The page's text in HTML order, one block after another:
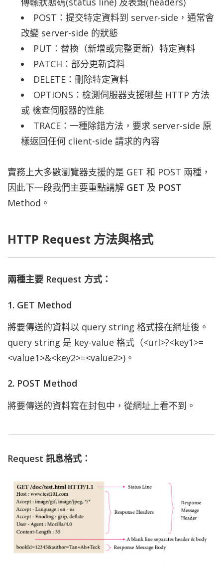
POST：提交特定資料到 server-side，通常會
改變 server-side 的狀態
PUT：替換（新增或完整更新）特定資料
PATCH：部分更新資料
DELETE：刪除特定資料
OPTIONS：檢測伺服器支援哪些 HTTP 方法
或 檢查伺服器的性能
TRACE：一種除錯方法，要求 server-side 原
樣返回任何 client-side 請求的內容
實務上大多數瀏覽器支援的是 GET 和 POST 兩種，
因此下一段我們主要重點講解 GET 及 POST
Method。
HTTP Request 方法與格式
兩種主要 Request 方式：
1. GET Method
將要傳送的資料以 query string 格式接在網址後。
query string 是 key-value 格式（<url>?<key1>=
<value1>&<key2>=<value2>)。
2. POST Method
將要傳送的資料寫在封包中，從網址上看不到。
Request 訊息格式：